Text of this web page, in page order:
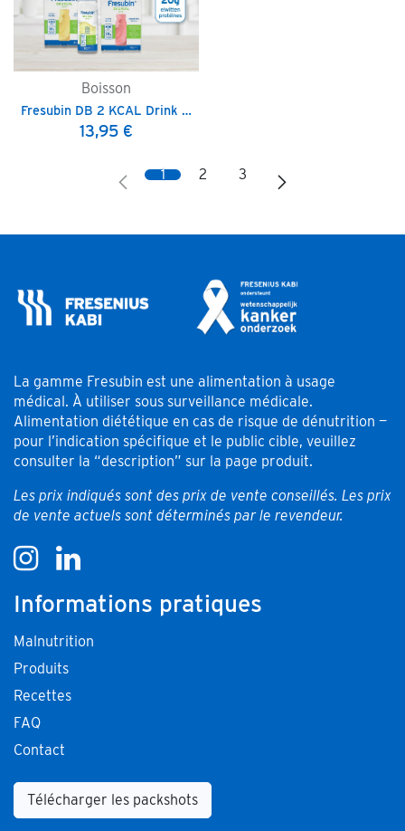
Boisson
Fresubin DB 2 KCAL Drink - 200 ml
13,95 €
1 2 3
La gamme Fresubin est une alimentation à usage
médical. À utiliser sous surveillance médicale.
Alimentation diététique en cas de risque de dénutrition —
pour l’indication spécifique et le public cible, veuillez
consulter la “description” sur la page produit.
Les prix indiqués sont des prix de vente conseillés. Les prix
de vente actuels sont déterminés par le revendeur.
Informations pratiques
Malnutrition
Produits
Recettes
FAQ
Contact
Télécharger les packshots